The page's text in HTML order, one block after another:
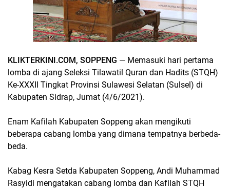
KLIKTERKINI.COM, SOPPENG — Memasuki hari pertama
lomba di ajang Seleksi Tilawatil Quran dan Hadits (STQH)
Ke-XXXII Tingkat Provinsi Sulawesi Selatan (Sulsel) di
Kabupaten Sidrap, Jumat (4/6/2021).
Enam Kafilah Kabupaten Soppeng akan mengikuti
beberapa cabang lomba yang dimana tempatnya berbeda-
beda.
Kabag Kesra Setda Kabupaten Soppeng, Andi Muhammad
Rasyidi mengatakan cabang lomba dan Kafilah STQH